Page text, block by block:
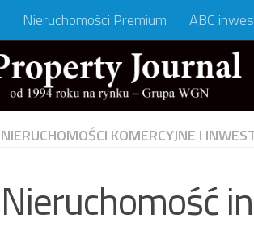
Nieruchomości Premium ABC
NIERUCHOMOŚCI KOMERCYJNE I
Nieruchomość